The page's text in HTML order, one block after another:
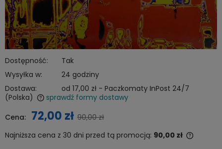
Dostępność:
Tak
Wysyłka w:
24 godziny
Dostawa:
od 17,00 zł - Paczkomaty InPost 24/7
(Polska)
sprawdź formy dostawy
Cena: 72,00 zł 90,00 zł
Najniższa cena z 30 dni przed tą promocją: 90,00 zł